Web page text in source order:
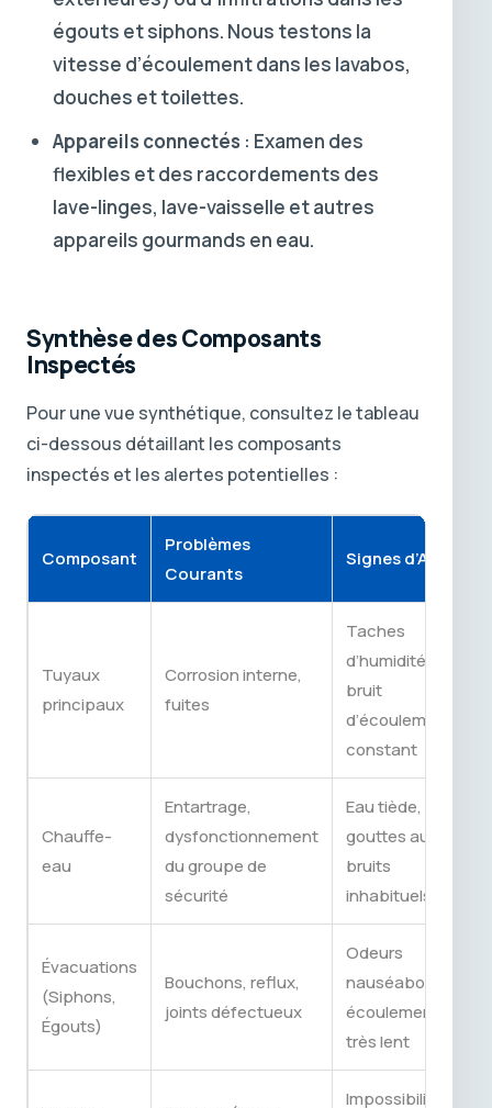
égouts et siphons. Nous testons la
vitesse d’écoulement dans les lavabos,
douches et toilettes.
Appareils connectés : Examen des
flexibles et des raccordements des
lave-linges, lave-vaisselle et autres
appareils gourmands en eau.
Synthèse des Composants
Inspectés
Pour une vue synthétique, consultez le tableau
ci-dessous détaillant les composants
inspectés et les alertes potentielles :
Composant
Problèmes
Courants
Signes d’Alerte
Tuyaux
principaux
Corrosion interne,
fuites
Taches
d’humidité,
bruit
d’écoulement
constant
Chauffe-
eau
Entartrage,
dysfonctionnement
du groupe de
sécurité
Eau tiède,
gouttes au sol,
bruits
inhabituels
Évacuations
(Siphons,
Égouts)
Bouchons, reflux,
joints défectueux
Odeurs
nauséabondes,
écoulement
très lent
Impossibilité de